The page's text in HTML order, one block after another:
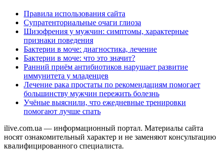
Правила использования сайта
Супратенториальные очаги глиоза
Шизофрения у мужчин: симптомы, характерные
признаки поведения
Бактерии в моче: диагностика, лечение
Бактерии в моче: что это значит?
Ранний приём антибиотиков нарушает развитие
иммунитета у младенцев
Лечение рака простаты по рекомендациям помогает
большинству мужчин пережить болезнь
Учёные выяснили, что ежедневные тренировки
помогают лучше спать
ilive.com.ua — информационный портал. Материалы сайта
носят ознакомительный характер и не заменяют консультацию
квалифицированного специалиста.